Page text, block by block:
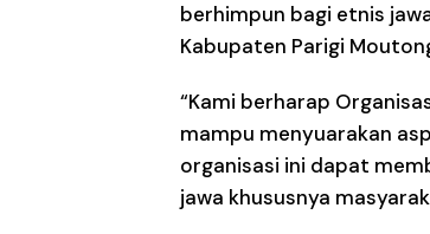
berhimpun bagi etnis
Kabupaten Parigi
“Kami berharap
mampu menyuarakan
organisasi ini dapat
jawa khususnya